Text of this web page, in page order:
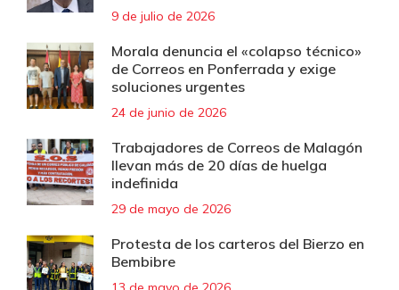
9 de julio de 2026
Morala denuncia el «colapso técnico»
de Correos en Ponferrada y exige
soluciones urgentes
24 de junio de 2026
Trabajadores de Correos de Malagón
llevan más de 20 días de huelga
indefinida
29 de mayo de 2026
Protesta de los carteros del Bierzo en
Bembibre